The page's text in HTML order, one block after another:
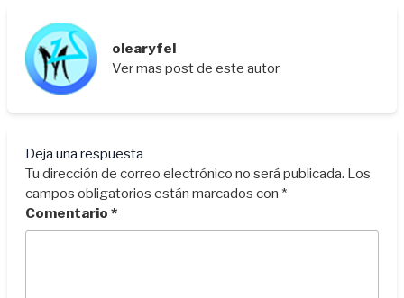
olearyfel
Ver mas post de este autor
Deja una respuesta
Tu dirección de correo electrónico no será publicada. Los
campos obligatorios están marcados con *
Comentario *